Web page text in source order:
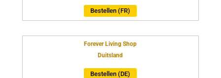
Bestellen (FR)
Forever Living Shop
Duitsland
Bestellen (DE)